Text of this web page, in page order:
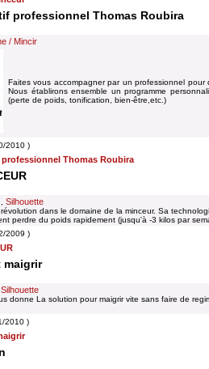
professionnel Thomas Roubira
/ Mincir
Faites vous accompagner par un professionnel
Nous établirons ensemble un programme
(perte de poids, tonification, bien-être,etc.)
2010 )
Thomas Roubira
Silhouette
dans le domaine de la minceur. Sa
perdre du poids rapidement (jusqu'à -3 kilos par
2009 )
Silhouette
donne La solution pour maigrir vite sans faire de
2010 )